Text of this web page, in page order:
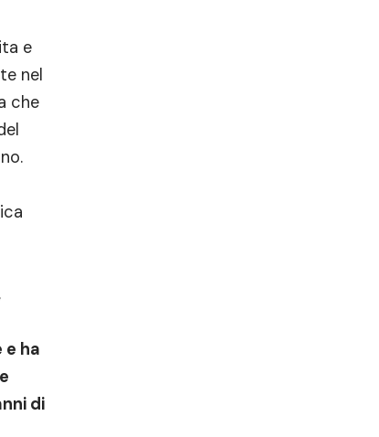
e
nel
che
ha
di